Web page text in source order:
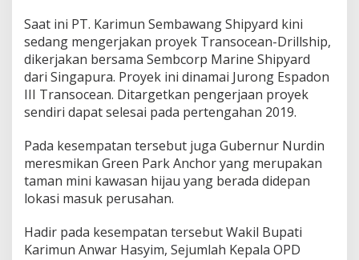
Saat ini PT. Karimun Sembawang Shipyard kini
sedang mengerjakan proyek Transocean-Drillship,
dikerjakan bersama Sembcorp Marine Shipyard
dari Singapura. Proyek ini dinamai Jurong Espadon
III Transocean. Ditargetkan pengerjaan proyek
sendiri dapat selesai pada pertengahan 2019.
Pada kesempatan tersebut juga Gubernur Nurdin
meresmikan Green Park Anchor yang merupakan
taman mini kawasan hijau yang berada didepan
lokasi masuk perusahan.
Hadir pada kesempatan tersebut Wakil Bupati
Karimun Anwar Hasyim, Sejumlah Kepala OPD